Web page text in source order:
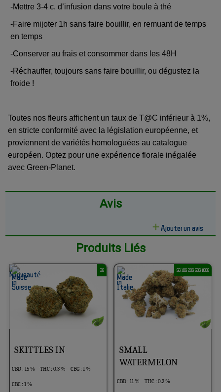
-Mettre 3-4 c. d’infusion dans votre boule à thé
-Faire mijoter 1h sans faire bouillir, en remuant de temps
en temps
-Conserver au frais et consommer dans les 48H
-Réchauffer, toujours sans faire bouillir, ou dégustez la
froide !
Toutes nos fleurs affichent un taux de T@C inférieur à 1%,
en stricte conformité avec la législation européenne, et
proviennent de variétés homologuées au catalogue
européen. Optez pour une expérience florale inégalée
avec Green-Planet.
Avis
Ajouter un avis
Produits Liés
3G
SKITTLES IN
CBD : 15 % THC : 0.3 % CBG : 1 %
CBC : 1 %
5G 10G 20G 50G 100G
SMALL
WATERMELON
CBD : 11 % THC : 0.2 %